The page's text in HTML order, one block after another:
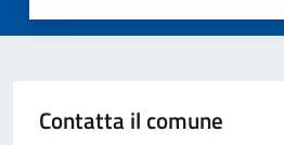
Contatta il comune